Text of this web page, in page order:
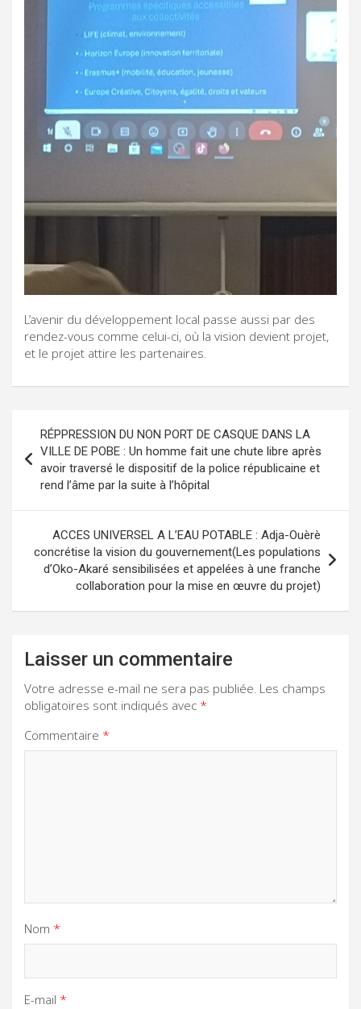
L’avenir du développement local passe aussi par des
rendez-vous comme celui-ci, où la vision devient projet,
et le projet attire les partenaires.
Navigation
de
l’article
RÉPPRESSION DU NON PORT DE CASQUE DANS LA
VILLE DE POBE : Un homme fait une chute libre après
avoir traversé le dispositif de la police républicaine et
rend l’âme par la suite à l’hôpital
ACCES UNIVERSEL A L’EAU POTABLE : Adja-Ouèrè
concrétise la vision du gouvernement(Les populations
d’Oko-Akaré sensibilisées et appelées à une franche
collaboration pour la mise en œuvre du projet)
Laisser un commentaire
Votre adresse e-mail ne sera pas publiée. Les champs
obligatoires sont indiqués avec *
Commentaire *
Nom *
E-mail *